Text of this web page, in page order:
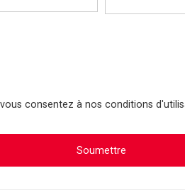
consentez à nos conditions